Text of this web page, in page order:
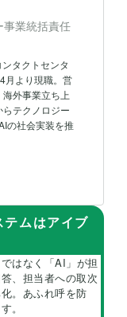
業統括責任
タクトセンタ
月より現職。営
外事業立ち上
テクノロジー
の社会実装を推
ムはアイブ
はなく「AI」が担
、担当者への取次
。あふれ呼を防
。